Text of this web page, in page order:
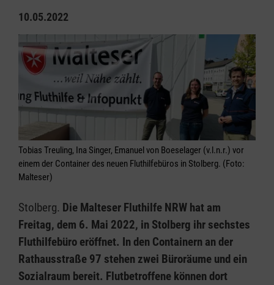
10.05.2022
Tobias Treuling, Ina Singer, Emanuel von Boeselager (v.l.n.r.) vor
einem der Container des neuen Fluthilfebüros in Stolberg. (Foto:
Malteser)
Stolberg. Die Malteser Fluthilfe NRW hat am
Freitag, dem 6. Mai 2022, in Stolberg ihr sechstes
Fluthilfebüro eröffnet. In den Containern an der
Rathausstraße 97 stehen zwei Büroräume und ein
Sozialraum bereit. Flutbetroffene können dort